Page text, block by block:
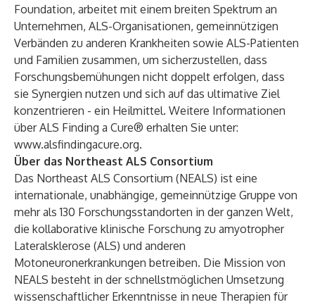
Foundation, arbeitet mit einem breiten Spektrum an
Unternehmen, ALS-Organisationen, gemeinnützigen
Verbänden zu anderen Krankheiten sowie ALS-Patienten
und Familien zusammen, um sicherzustellen, dass
Forschungsbemühungen nicht doppelt erfolgen, dass
sie Synergien nutzen und sich auf das ultimative Ziel
konzentrieren - ein Heilmittel. Weitere Informationen
über ALS Finding a Cure® erhalten Sie unter:
www.alsfindingacure.org.
Über das Northeast ALS Consortium
Das Northeast ALS Consortium (NEALS) ist eine
internationale, unabhängige, gemeinnützige Gruppe von
mehr als 130 Forschungsstandorten in der ganzen Welt,
die kollaborative klinische Forschung zu amyotropher
Lateralsklerose (ALS) und anderen
Motoneuronerkrankungen betreiben. Die Mission von
NEALS besteht in der schnellstmöglichen Umsetzung
wissenschaftlicher Erkenntnisse in neue Therapien für